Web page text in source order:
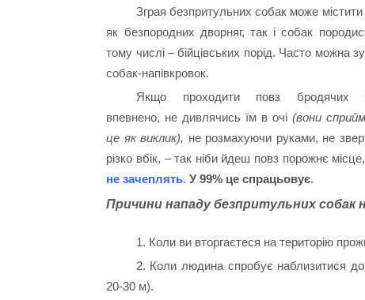
Зграя безпритульних собак може містити
як безпородних дворняг, так і собак
тому числі – бійцівських порід. Часто можна
собак-напівкровок.
Якщо проходити повз бродячих
впевнено, не дивлячись їм в очі (вони
це як виклик), не розмахуючи руками, не
різко вбік, – так ніби йдеш повз порожнє місце,
не зачеплять.У 99% це спрацьовує.
Причини нападу безпритульних собак
1. Коли ви вторгаєтеся на територію
2. Коли людина спробує наблизитися
20-30 м).